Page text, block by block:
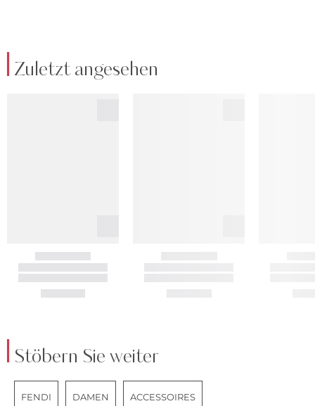
Zuletzt angesehen
Stöbern Sie weiter
FENDI DAMEN ACCESSOIRES